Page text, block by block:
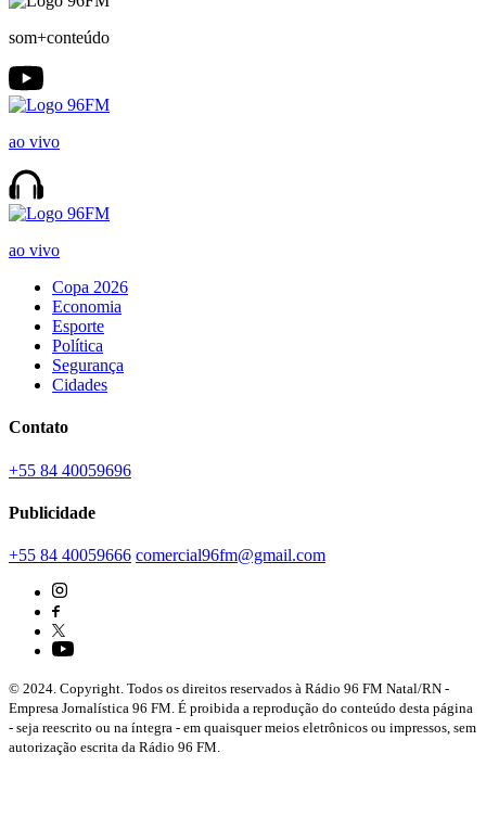
som+conteúdo
ao vivo
ao vivo
Copa 2026
Economia
Esporte
Política
Segurança
Cidades
Contato
+55 84 40059696
Publicidade
+55 84 40059666 comercial96fm@gmail.com
© 2024. Copyright. Todos os direitos reservados à Rádio 96 FM Natal/RN -
Empresa Jornalística 96 FM. É proibida a reprodução do conteúdo desta página
- seja reescrito ou na íntegra - em quaisquer meios eletrônicos ou impressos, sem
autorização escrita da Rádio 96 FM.